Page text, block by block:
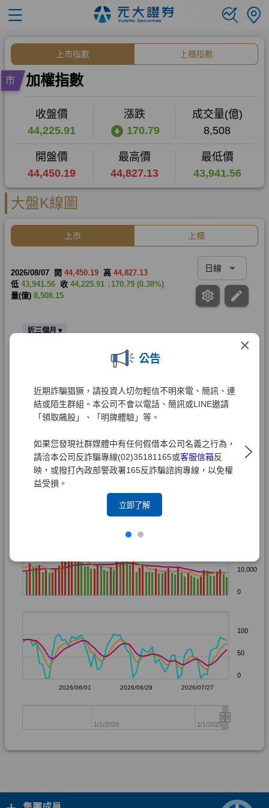
×
公告
近期詐騙猖獗，請投資人切勿輕信不明來電、簡訊、連
結或陌生群組。本公司不會以電話、簡訊或LINE邀請
「領取飆股」、「明牌體驗」等。
如果您發現社群媒體中有任何假借本公司名義之行為，
請洽本公司反詐騙專線(02)35181165或客服信箱反
映，或撥打內政部警政署165反詐騙諮詢專線，以免權
益受損。
立即了解